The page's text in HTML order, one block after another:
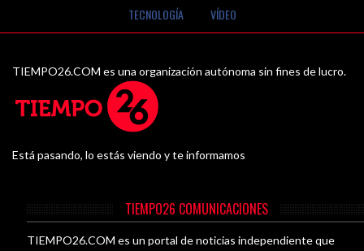
TECNOLOGÍA
VÍDEO
TIEMPO26.COM es una organización autónoma sin fines de lucro.
Está pasando, lo estás viendo y te informamos
TIEMPO26 COMUNICACIONES
TIEMPO26.COM es un portal de noticias independiente que